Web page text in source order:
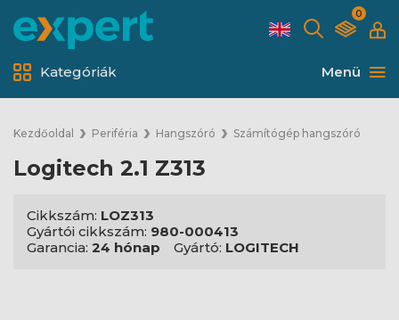
0
Menü
Kategóriák
Kezdőoldal Periféria Hangszóró Számítógép hangszóró
Logitech 2.1 Z313
Cikkszám: LOZ313
Gyártói cikkszám: 980-000413
Garancia: 24 hónap Gyártó: LOGITECH